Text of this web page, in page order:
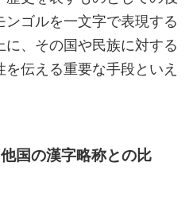
ゴルを一文字で表現する
、その国や民族に対する
伝える重要な手段といえ
国の漢字略称との比